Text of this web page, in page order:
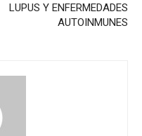
LUPUS Y ENFERMEDADES
AUTOINMUNES